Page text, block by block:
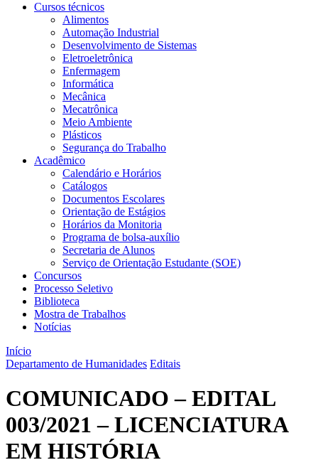
Cursos técnicos
Alimentos
Automação Industrial
Desenvolvimento de Sistemas
Eletroeletrônica
Enfermagem
Informática
Mecânica
Mecatrônica
Meio Ambiente
Plásticos
Segurança do Trabalho
Acadêmico
Calendário e Horários
Catálogos
Documentos Escolares
Orientação de Estágios
Horários da Monitoria
Programa de bolsa-auxílio
Secretaria de Alunos
Serviço de Orientação Estudante (SOE)
Concursos
Processo Seletivo
Biblioteca
Mostra de Trabalhos
Notícias
Início
Departamento de Humanidades Editais
COMUNICADO – EDITAL
003/2021 – LICENCIATURA
EM HISTÓRIA